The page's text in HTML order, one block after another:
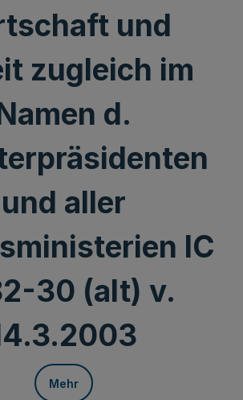
und
zugleich im
d.
und aller
IC
30 (alt) v.
Mehr